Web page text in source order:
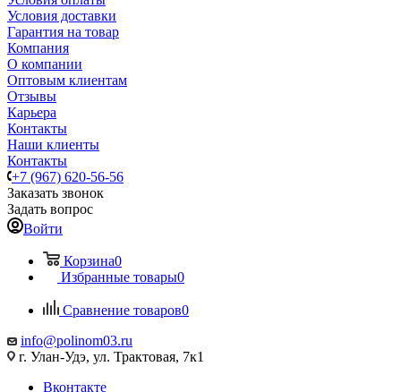
Условия доставки
Гарантия на товар
Компания
О компании
Оптовым клиентам
Отзывы
Карьера
Контакты
Наши клиенты
Контакты
+7 (967) 620-56-56
Заказать звонок
Задать вопрос
Войти
Корзина0
Избранные товары0
Сравнение товаров0
info@polinom03.ru
г. Улан-Удэ, ул. Трактовая, 7к1
Вконтакте